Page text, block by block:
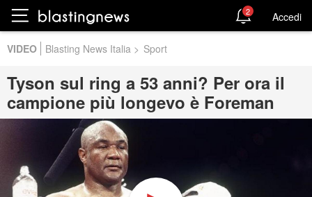
VIDEO Blasting News Italia > Sport
Tyson sul ring a 53 anni? Per ora il
campione più longevo è Foreman
2 Accedi